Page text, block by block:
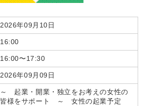
2026年09月10日
16:00
16:00〜17:30
2026年09月09日
～ 起業・開業・独立をお考えの女性の
皆様をサポート ～ 女性の起業予定